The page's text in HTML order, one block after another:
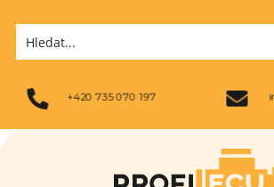
+420 735 070 197